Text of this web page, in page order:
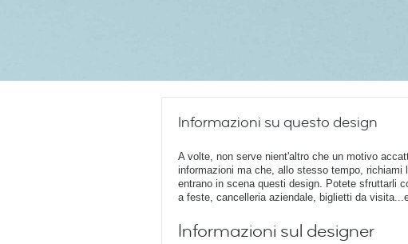
Informazioni su questo design
A volte, non serve nient'altro che un motivo
informazioni ma che, allo stesso tempo, richiami
entrano in scena questi design. Potete sfruttarli
a feste, cancelleria aziendale, biglietti da
Informazioni sul designer